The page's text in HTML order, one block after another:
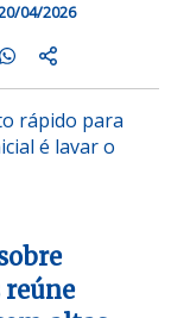
04/2026
rápido para
é lavar o
reúne